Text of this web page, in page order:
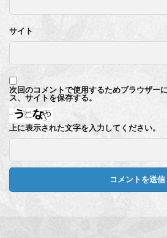
サイト
次回のコメントで使用するためブラウザー
ス、サイトを保存する。
上に表示された文字を入力してください。